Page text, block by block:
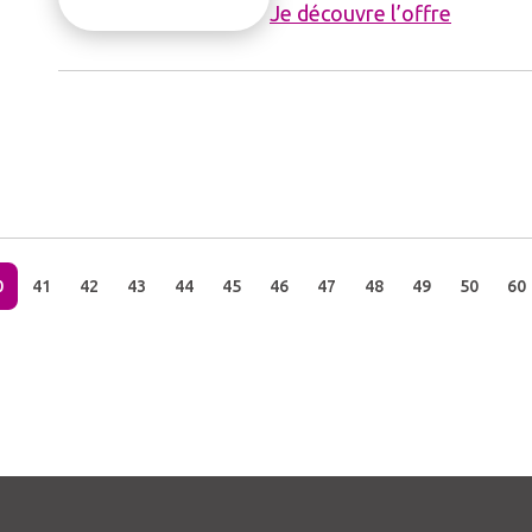
Je découvre l’offre
41 42 43 44 45 46 47 48 49 50 60